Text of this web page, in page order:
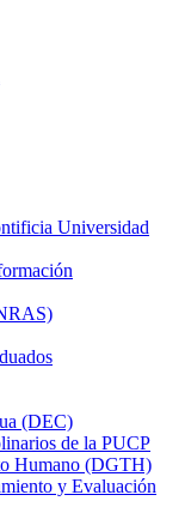
Universidad
(DEC)
de la PUCP
Humano (DGTH)
y Evaluación